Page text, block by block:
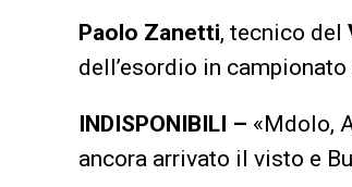
Paolo Zanetti, tecnico del
dell’esordio in
INDISPONIBILI – «Mdolo,
ancora arrivato il visto e